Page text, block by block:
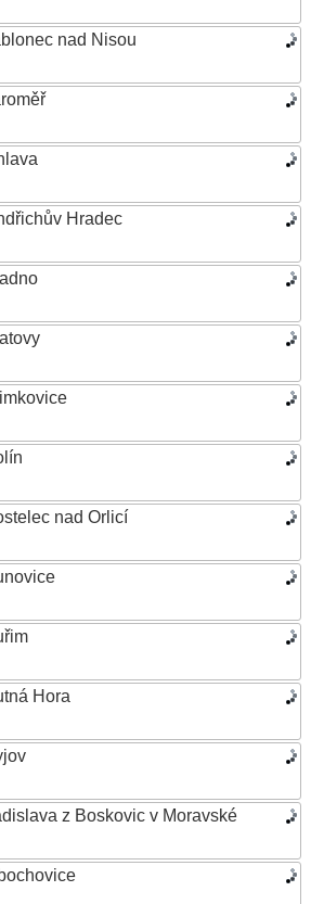
nad Nisou
Hradec
nad Orlicí
Hora
z Boskovic v Moravské